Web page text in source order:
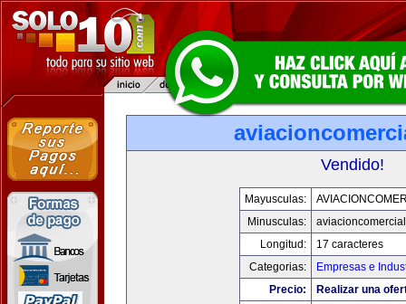
Vendido!
Mayusculas:
Minusculas:
Longitud:
17 caracteres
Categorias:
Empresas e
Precio:
Realizar una